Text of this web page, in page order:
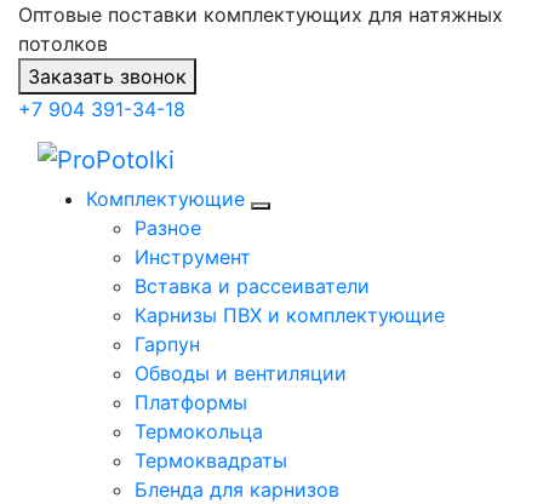
Оптовые поставки комплектующих для натяжных
потолков
Заказать звонок
+7 904 391-34-18
Комплектующие
Разное
Инструмент
Вставка и рассеиватели
Карнизы ПВХ и комплектующие
Гарпун
Обводы и вентиляции
Платформы
Термокольца
Термоквадраты
Бленда для карнизов